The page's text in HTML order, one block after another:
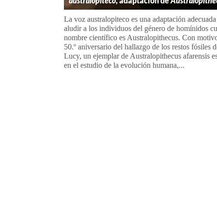
La voz australopiteco es una adaptación adecuada
aludir a los individuos del género de homínidos
nombre científico es Australopithecus. Con
50.º aniversario del hallazgo de los restos fósiles
Lucy, un ejemplar de Australopithecus afarensis
en el estudio de la evolución humana,...